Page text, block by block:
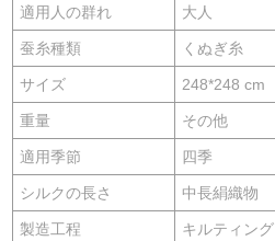
適用人の群れ 大人
蚕糸種類 くぬぎ糸
サイズ 248*248 cm
重量 その他
適用季節 四季
シルクの長さ 中長絹織物
製造工程 キルティング